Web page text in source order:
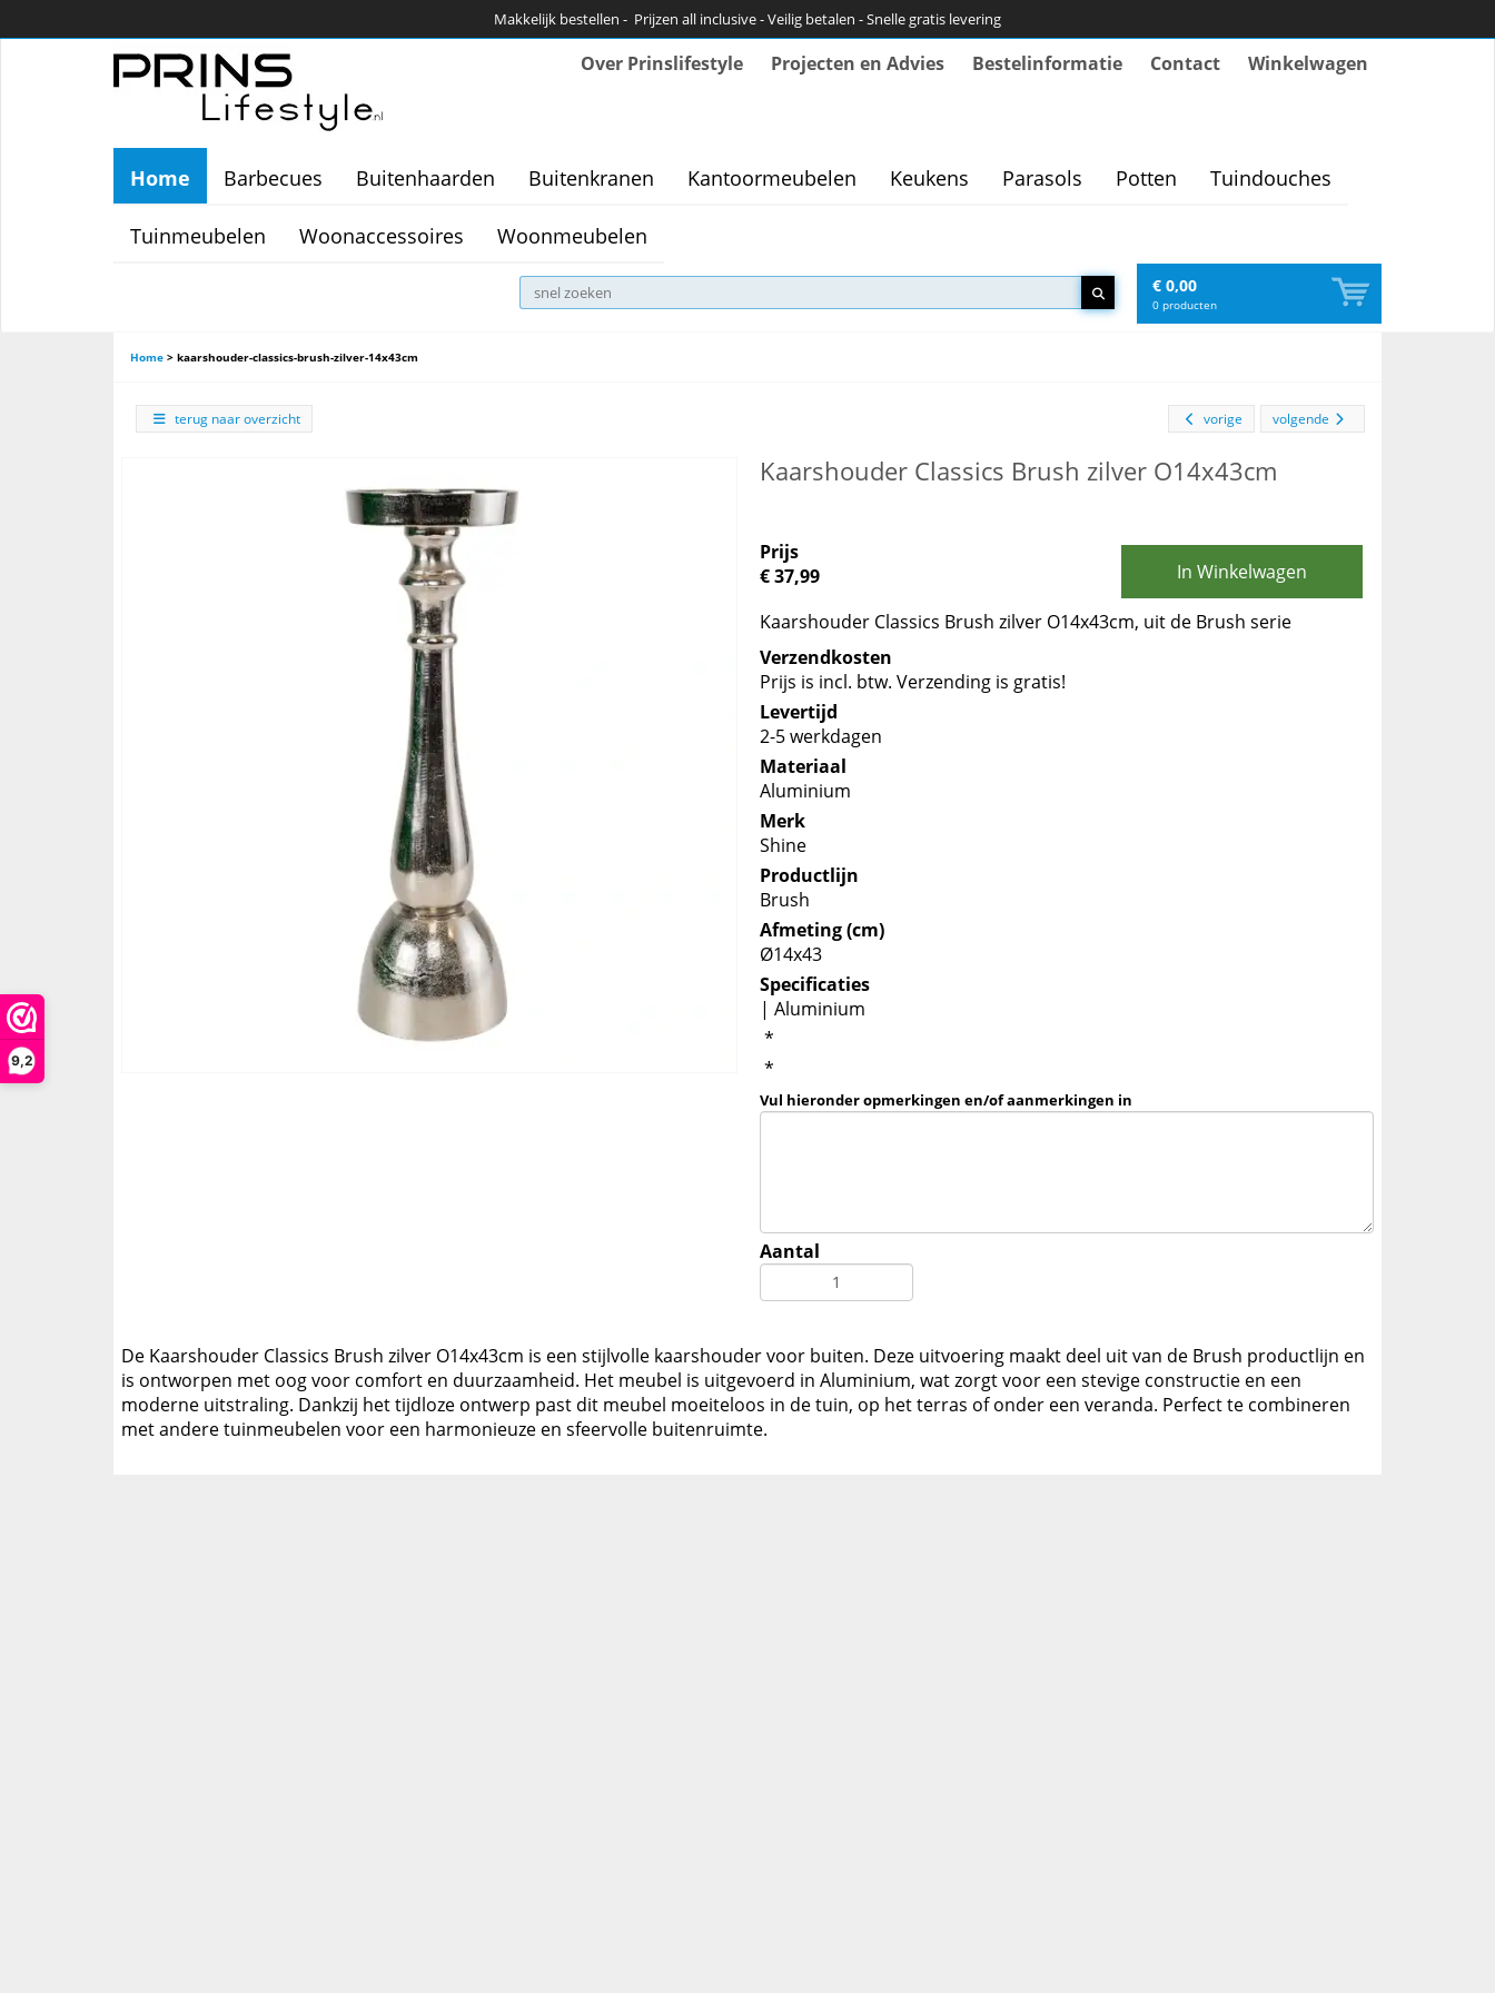
9,2
Makkelijk bestellen - Prijzen all inclusive - Veilig betalen - Snelle gratis levering
Over Prinslifestyle Projecten en Advies Bestelinformatie Contact Winkelwagen
Home Barbecues Buitenhaarden Buitenkranen Kantoormeubelen Keukens Parasols Potten Tuindouches
Tuinmeubelen Woonaccessoires Woonmeubelen
€ 0,00
0 producten
Home > kaarshouder-classics-brush-zilver-14x43cm
terug naar overzicht volgende
vorige
Kaarshouder Classics Brush zilver O14x43cm
Prijs
€ 37,99
In Winkelwagen
Kaarshouder Classics Brush zilver O14x43cm, uit de Brush serie
Verzendkosten
Prijs is incl. btw. Verzending is gratis!
Levertijd
2-5 werkdagen
Materiaal
Aluminium
Merk
Shine
Productlijn
Brush
Afmeting (cm)
Ø14x43
Specificaties
| Aluminium
*
*
Vul hieronder opmerkingen en/of aanmerkingen in
Aantal
De Kaarshouder Classics Brush zilver O14x43cm is een stijlvolle kaarshouder voor buiten. Deze uitvoering maakt deel uit van de Brush productlijn en
is ontworpen met oog voor comfort en duurzaamheid. Het meubel is uitgevoerd in Aluminium, wat zorgt voor een stevige constructie en een
moderne uitstraling. Dankzij het tijdloze ontwerp past dit meubel moeiteloos in de tuin, op het terras of onder een veranda. Perfect te combineren
met andere tuinmeubelen voor een harmonieuze en sfeervolle buitenruimte.